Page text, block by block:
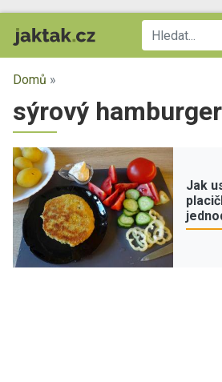
Domů »
sýrový hamburger
Jak